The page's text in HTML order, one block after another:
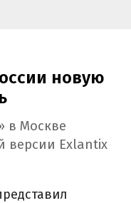
новую
в Москве
версии Exlantix